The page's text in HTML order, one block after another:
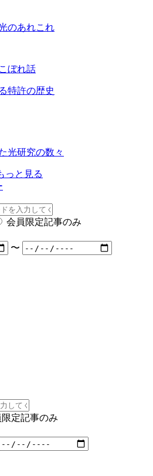
のあれこれ
ぼれ話
特許の歴史
光研究の数々
っと見る
会員限定記事のみ
〜
定記事のみ